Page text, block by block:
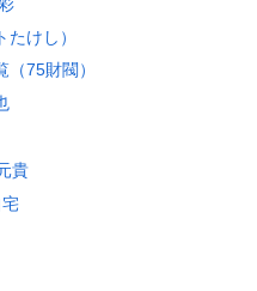
けし）
（75財閥）
貴